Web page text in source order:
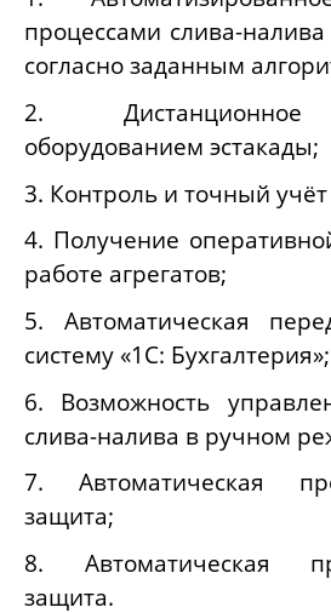
процессами слива-
согласно заданным
2. Дистанционное
оборудованием эстакады;
3. Контроль и точный
4. Получение
работе агрегатов;
5. Автоматическая
систему «1С: Бухгалтерия»;
6. Возможность
слива-налива в ручном
7. Автоматическая
защита;
8. Автоматическая
защита.